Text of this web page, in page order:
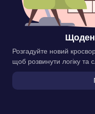
Розгадуйте новий
щоб розвинути логіку та